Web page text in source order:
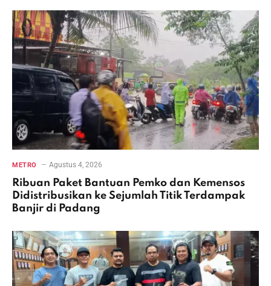
METRO Agustus 4, 2026
Ribuan Paket Bantuan Pemko dan Kemensos
Didistribusikan ke Sejumlah Titik Terdampak
Banjir di Padang